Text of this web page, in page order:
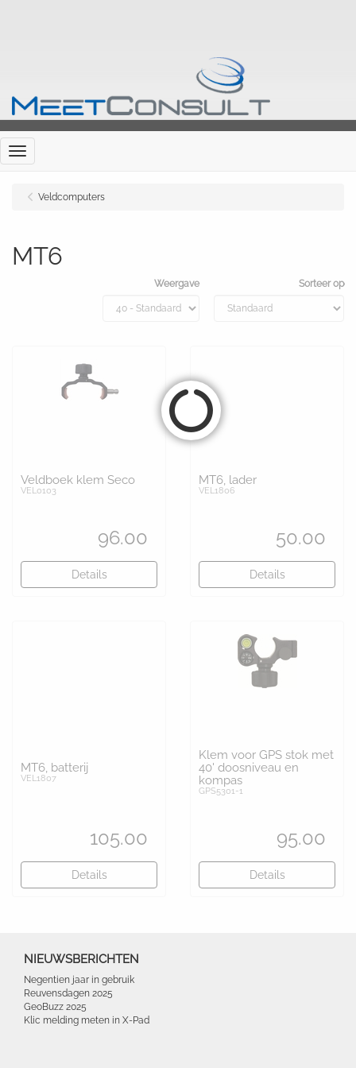
Menu
Veldcomputers
MT6
Weergave Sorteer op
Veldboek klem Seco
VEL0103
96.00
Details
MT6, lader
VEL1806
50.00
Details
MT6, batterij
VEL1807
105.00
Details
Klem voor GPS stok met
40' doosniveau en
kompas
GPS5301-1
95.00
Details
NIEUWSBERICHTEN
Negentien jaar in gebruik
Reuvensdagen 2025
GeoBuzz 2025
Klic melding meten in X-Pad